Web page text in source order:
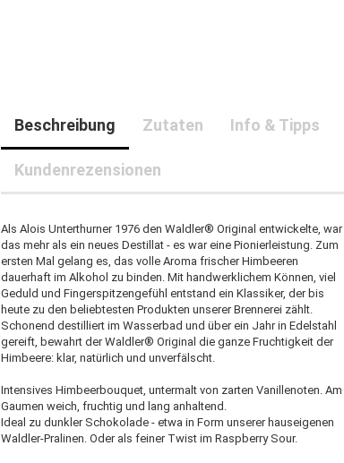
Beschreibung Zutaten Info & Tipps
Kundenrezensionen
Als Alois Unterthurner 1976 den Waldler® Original entwickelte, war
das mehr als ein neues Destillat - es war eine Pionierleistung. Zum
ersten Mal gelang es, das volle Aroma frischer Himbeeren
dauerhaft im Alkohol zu binden. Mit handwerklichem Können, viel
Geduld und Fingerspitzengefühl entstand ein Klassiker, der bis
heute zu den beliebtesten Produkten unserer Brennerei zählt.
Schonend destilliert im Wasserbad und über ein Jahr in Edelstahl
gereift, bewahrt der Waldler® Original die ganze Fruchtigkeit der
Himbeere: klar, natürlich und unverfälscht.
Intensives Himbeerbouquet, untermalt von zarten Vanillenoten. Am
Gaumen weich, fruchtig und lang anhaltend.
Ideal zu dunkler Schokolade - etwa in Form unserer hauseigenen
Waldler-Pralinen. Oder als feiner Twist im Raspberry Sour.